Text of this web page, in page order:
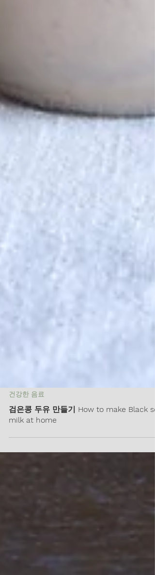
건강한 음료
milk at home